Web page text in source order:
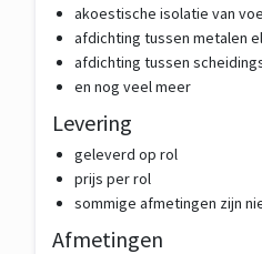
akoestische isolatie van
afdichting tussen metalen
afdichting tussen
en nog veel meer
Levering
geleverd op rol
prijs per rol
sommige afmetingen zijn
Afmetingen